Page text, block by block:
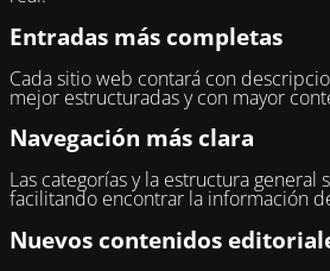
Entradas más completas
Cada sitio web contará con
mejor estructuradas y con mayor
Navegación más clara
Las categorías y la estructura general
facilitando encontrar la información
Nuevos contenidos